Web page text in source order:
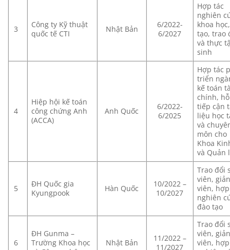
3
Công ty Kỹ thuật
quốc tế CTI
Nhật Bản
6/2022-
6/2027
Hợp tác
nghiên
khoa
tạo, trao
và thực
sinh
4
Hiệp hội kế toán
công chứng Anh
(ACCA)
Anh Quốc
6/2022-
6/2025
Hợp tác
triển
kế toán
chính,
tiếp cận
liệu học
và
môn cho
Khoa
và Quản
5
ĐH Quốc gia
Kyungpook
Hàn Quốc
10/2022 –
10/2027
Trao đổi
viên,
viên,
nghiên
đào tạo
6
ĐH Gunma –
Trường Khoa học
Nhật Bản
11/2022 –
11/2027
Trao đổi
viên,
viên,